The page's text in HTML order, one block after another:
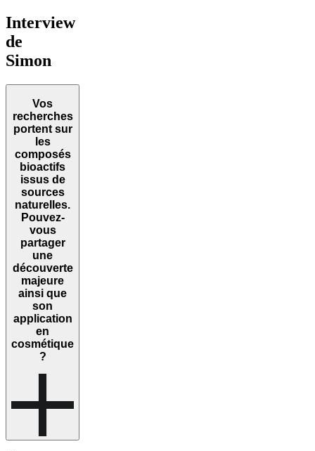
Interview
de
Simon
Vos
recherches
portent sur
les
composés
bioactifs
issus de
sources
naturelles.
Pouvez-
vous
partager
une
découverte
majeure
ainsi que
son
application
en
cosmétique
?